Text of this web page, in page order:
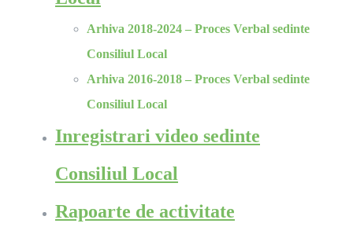
Arhiva 2018-2024 – Proces Verbal sedinte
Consiliul Local
Arhiva 2016-2018 – Proces Verbal sedinte
Consiliul Local
Inregistrari video sedinte
Consiliul Local
Rapoarte de activitate